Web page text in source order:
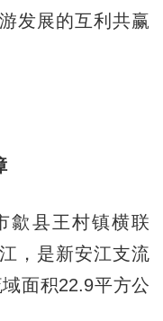
发展的互利共赢
县王村镇横联
，是新安江支流
面积22.9平方公